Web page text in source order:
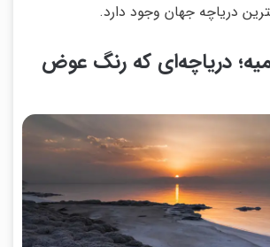
دریاچه جهان وجود دارد.
دریاچه‌ای که رنگ عوض